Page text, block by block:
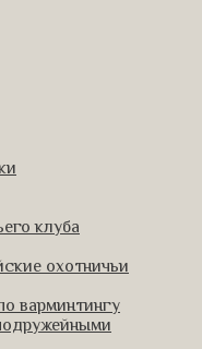
клуба
охотничьи
варминтингу